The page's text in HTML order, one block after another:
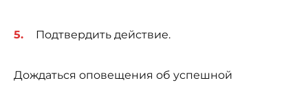
Подтвердить действие.
Дождаться оповещения об успешной